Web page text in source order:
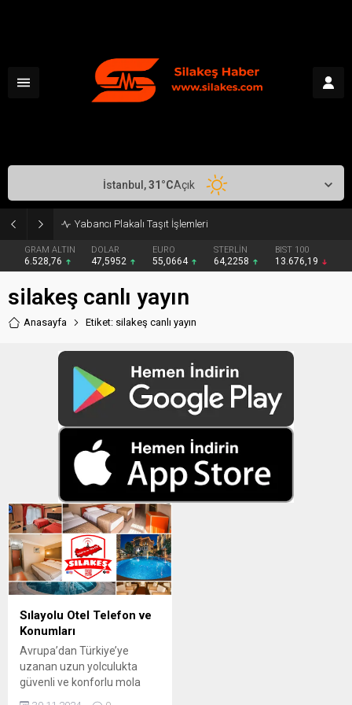
Yabancı Plakalı Taşıt İşlemleri
GRAM ALTIN
6.528,76
DOLAR
47,5952
EURO
55,0664
STERLİN
64,2258
BIST 100
13.676,19
İstanbul,31°CAçık
silakeş canlı yayın
Anasayfa Etiket: silakeş canlı yayın
Sılayolu Otel Telefon ve
Konumları
Avrupa’dan Türkiye’ye
uzanan uzun yolculukta
güvenli ve konforlu mola